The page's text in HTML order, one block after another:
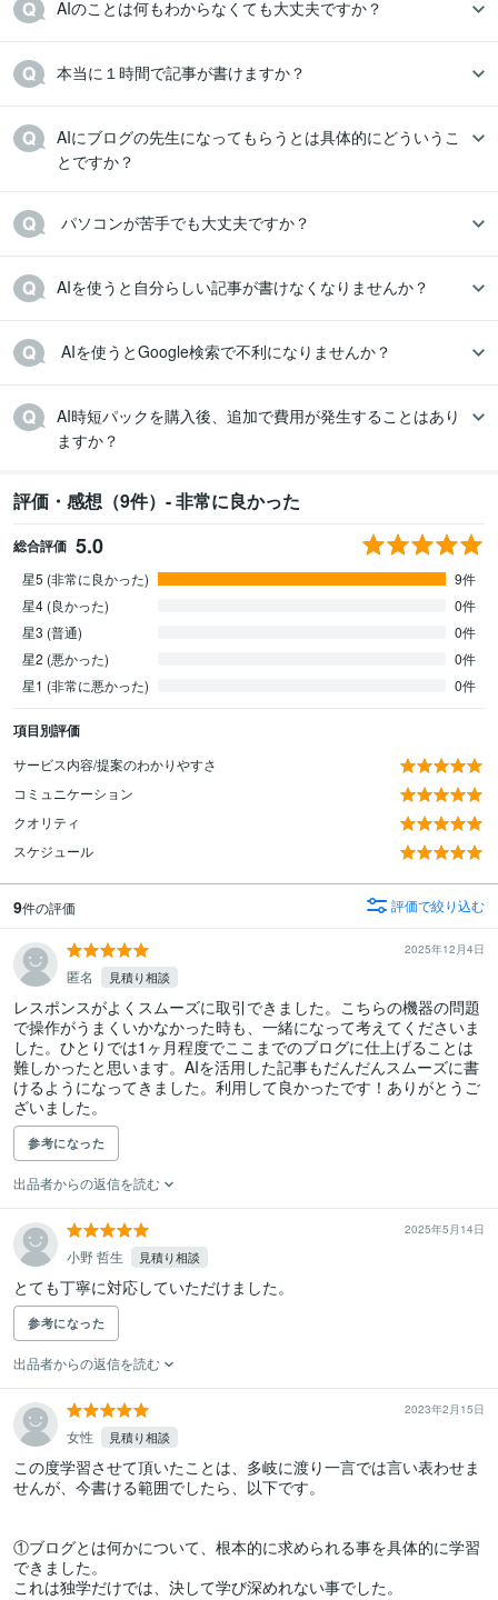
AIのことは何もわからなくても大丈夫ですか？
本当に１時間で記事が書けますか？
AIにブログの先生になってもらうとは具体的にどういうこ
とですか？
パソコンが苦手でも大丈夫ですか？
AIを使うと自分らしい記事が書けなくなりませんか？
AIを使うとGoogle検索で不利になりませんか？
AI時短パックを購入後、追加で費用が発生することはあり
ますか？
評価・感想（9件）- 非常に良かった
総合評価 5.0
星5 (非常に良かった)
9件
星4 (良かった)
0件
星3 (普通)
0件
星2 (悪かった)
0件
星1 (非常に悪かった)
0件
項目別評価
サービス内容/提案のわかりやすさ
コミュニケーション
クオリティ
スケジュール
9件の評価 評価で絞り込む
2025年12月4日
匿名 見積り相談
レスポンスがよくスムーズに取引できました。こちらの機器の問題
で操作がうまくいかなかった時も、一緒になって考えてくださいま
した。ひとりでは1ヶ月程度でここまでのブログに仕上げることは
難しかったと思います。AIを活用した記事もだんだんスムーズに書
けるようになってきました。利用して良かったです！ありがとうご
ざいました。
参考になった
出品者からの返信を読む
2025年5月14日
小野 哲生 見積り相談
とても丁寧に対応していただけました。
参考になった
出品者からの返信を読む
2023年2月15日
女性 見積り相談
この度学習させて頂いたことは、多岐に渡り一言では言い表わせま
せんが、今書ける範囲でしたら、以下です。
①ブログとは何かについて、根本的に求められる事を具体的に学習
できました。
これは独学だけでは、決して学び深めれない事でした。